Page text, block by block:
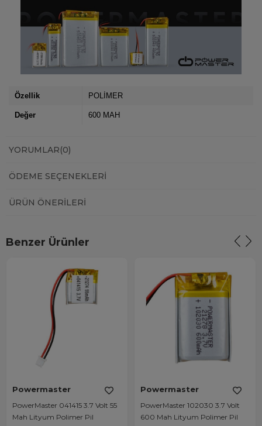
Özellik POLİMER
Değer 600 MAH
YORUMLAR(0)
ÖDEME SEÇENEKLERI
ÜRÜN ÖNERILERI
Benzer Ürünler
Powermaster
PowerMaster 041415 3.7 Volt 55
Mah Lityum Polimer Pil
Powermaster
PowerMaster 102030 3.7 Volt
600 Mah Lityum Polimer Pil